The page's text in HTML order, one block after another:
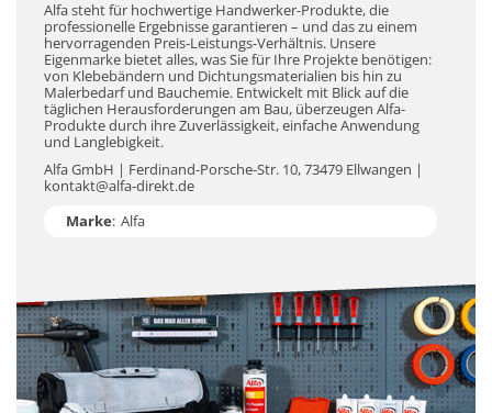
Alfa steht für hochwertige Handwerker-Produkte, die
professionelle Ergebnisse garantieren – und das zu einem
hervorragenden Preis-Leistungs-Verhältnis. Unsere
Eigenmarke bietet alles, was Sie für Ihre Projekte benötigen:
von Klebebändern und Dichtungsmaterialien bis hin zu
Malerbedarf und Bauchemie. Entwickelt mit Blick auf die
täglichen Herausforderungen am Bau, überzeugen Alfa-
Produkte durch ihre Zuverlässigkeit, einfache Anwendung
und Langlebigkeit.
Alfa GmbH | Ferdinand-Porsche-Str. 10, 73479 Ellwangen |
kontakt@alfa-direkt.de
Marke: Alfa